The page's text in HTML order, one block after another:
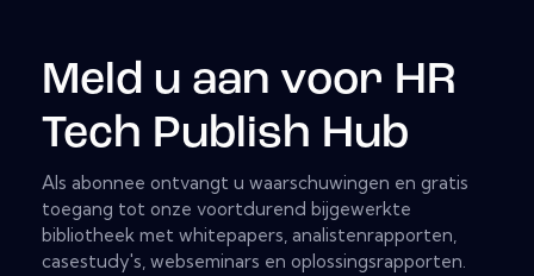
Meld u aan voor HR
Tech Publish Hub
Als abonnee ontvangt u waarschuwingen en gratis
toegang tot onze voortdurend bijgewerkte
bibliotheek met whitepapers, analistenrapporten,
casestudy's, webseminars en oplossingsrapporten.